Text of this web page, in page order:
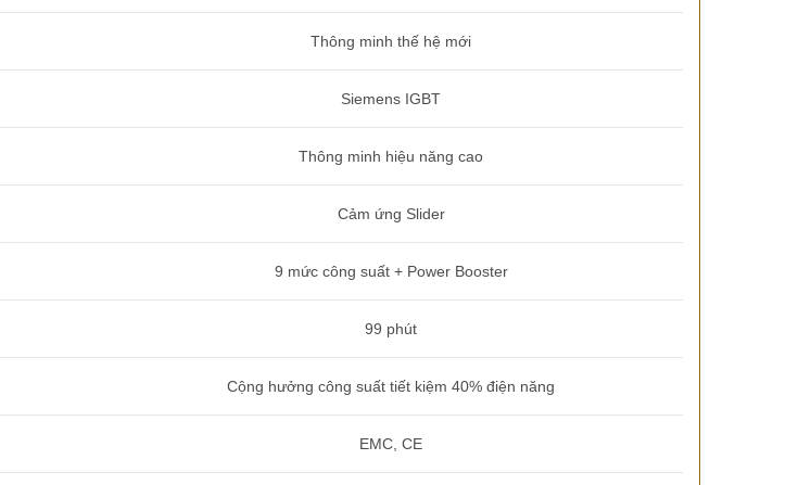
Thông minh thế hệ mới
Siemens IGBT
Thông minh hiệu năng cao
Cảm ứng Slider
9 mức công suất + Power Booster
99 phút
Cộng hưởng công suất tiết kiệm 40% điện năng
EMC, CE